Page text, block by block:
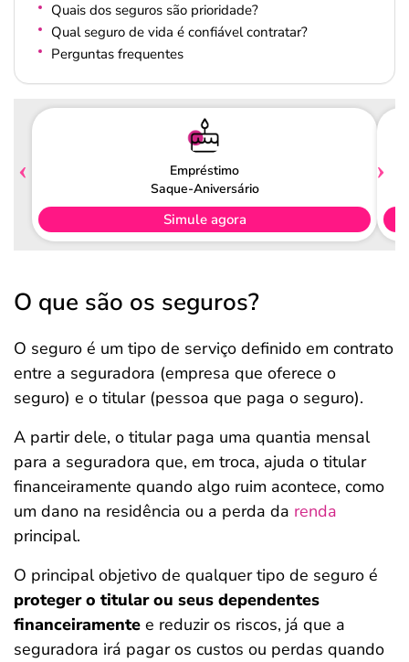
Quais dos seguros são prioridade?
Qual seguro de vida é confiável contratar?
Perguntas frequentes
Empréstimo
Saque-Aniversário
Simule agora
O que são os seguros?
O seguro é um tipo de serviço definido em contrato
entre a seguradora (empresa que oferece o
seguro) e o titular (pessoa que paga o seguro).
A partir dele, o titular paga uma quantia mensal
para a seguradora que, em troca, ajuda o titular
financeiramente quando algo ruim acontece, como
um dano na residência ou a perda da renda
principal.
O principal objetivo de qualquer tipo de seguro é
proteger o titular ou seus dependentes
financeiramente e reduzir os riscos, já que a
seguradora irá pagar os custos ou perdas quando